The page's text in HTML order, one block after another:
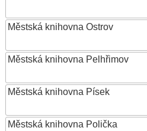
Městská knihovna Ostrov
Městská knihovna Pelhřimov
Městská knihovna Písek
Městská knihovna Polička